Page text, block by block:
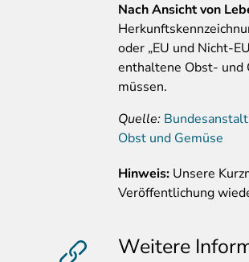
Nach Ansicht von
oder „EU und Nicht-
enthaltene Obst- und
müssen.
Quelle:
Obst und Gemüse
Hinweis: Unsere
Veröffentlichung
Weitere